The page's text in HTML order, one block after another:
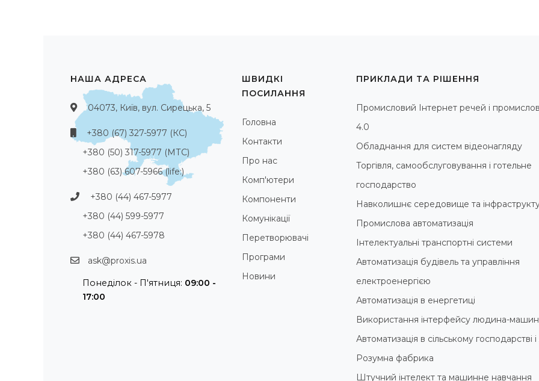
НАША АДРЕСА
04073, Київ, вул. Сирецька, 5
+380 (67) 327-5977 (КС)
+380 (50) 317-5977 (МТС)
+380 (63) 607-5966 (life:)
+380 (44) 467-5977
+380 (44) 599-5977
+380 (44) 467-5978
ask@proxis.ua
Понеділок - П'ятниця: 09:00 -
17:00
ШВИДКІ
ПОСИЛАННЯ
Головна
Контакти
Про нас
Комп'ютери
Компоненти
Комунікації
Перетворювачі
Програми
Новини
ПРИКЛАДИ ТА РІШЕННЯ
Промисловий Інтернет речей і
4.0
Обладнання для систем відеонагляду
Торгівля, самообслуговування і готельне
господарство
Навколишнє середовище та
Промислова автоматизація
Інтелектуальні транспортні системи
Автоматизація будівель та управління
електроенергією
Автоматизація в енергетиці
Використання інтерфейсу людина-
Автоматизація в сільському господарстві
Розумна фабрика
Штучний інтелект та машинне навчання